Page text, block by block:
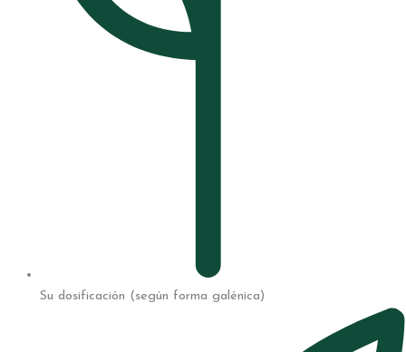
Su dosificación (según forma galénica)